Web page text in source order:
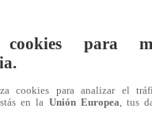
Redacción Latina
cookies para
cookies para analizar el
en la Unión Europea, tus